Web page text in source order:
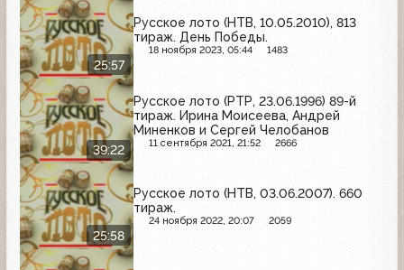
25:57
Русское лото (НТВ, 10.05.2010), 813
тираж. День Победы.
18 ноября 2023, 05:44 1483
39:22
Русское лото (РТР, 23.06.1996) 89-й
тираж. Ирина Моисеева, Андрей
Миненков и Сергей Челобанов
11 сентября 2021, 21:52 2666
25:58
Русское лото (НТВ, 03.06.2007). 660
тираж.
24 ноября 2022, 20:07 2059